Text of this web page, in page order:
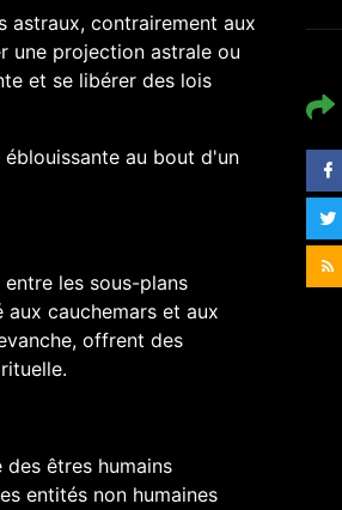
astraux, contrairement aux
une projection astrale ou
et se libérer des lois
au bout d'un
les sous-plans
cauchemars et aux
offrent des
êtres humains
entités non humaines